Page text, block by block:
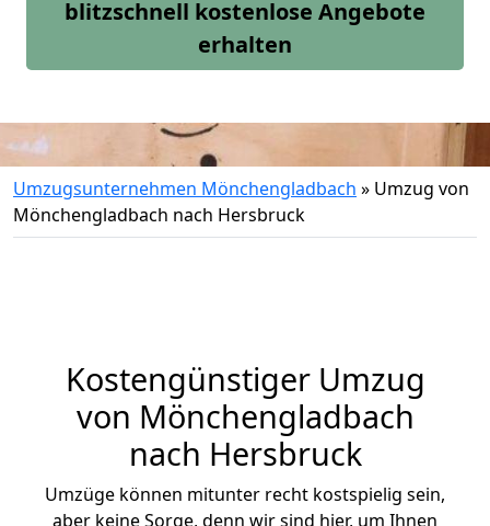
blitzschnell kostenlose Angebote
erhalten
Umzugsunternehmen Mönchengladbach » Umzug von
Mönchengladbach nach Hersbruck
Kostengünstiger Umzug
von Mönchengladbach
nach Hersbruck
Umzüge können mitunter recht kostspielig sein,
aber keine Sorge, denn wir sind hier, um Ihnen